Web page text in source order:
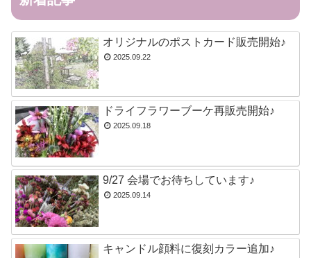
オリジナルのポストカード販売開始♪
2025.09.22
ドライフラワーブーケ再販売開始♪
2025.09.18
9/27 会場でお待ちしています♪
2025.09.14
キャンドル顔料に復刻カラー追加♪